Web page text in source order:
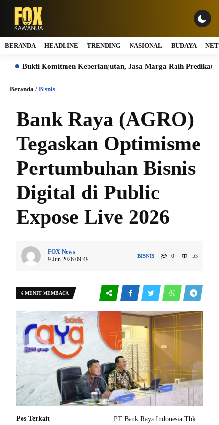
BERANDA HEADLINE TRENDING NASIONAL BUDAYA
Keberlanjutan, Jasa Marga Raih Predikat Gold pada 6th
Beranda / Bisnis
Bank Raya (AGRO)
Tegaskan Optimisme
Pertumbuhan Bisnis
Digital di Public
Expose Live 2026
FOX News
9 Jun 2026 09:49
BISNIS 0 53
6 MENIT MEMBACA
PT Bank Raya Indonesia Tbk
Pos Terkait